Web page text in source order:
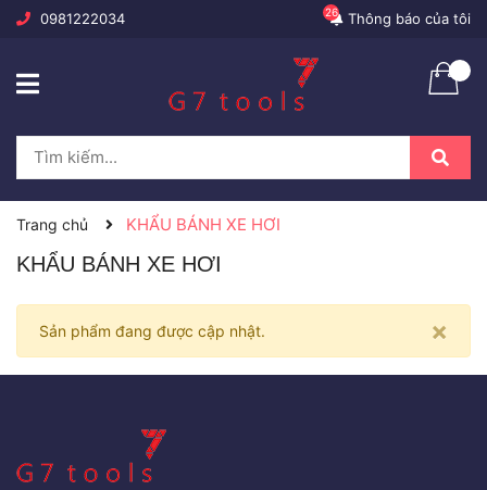
0981222034 Thông báo của tôi
26
Trang chủ KHẨU BÁNH XE HƠI
KHẨU BÁNH XE HƠI
×
Sản phẩm đang được cập nhật.